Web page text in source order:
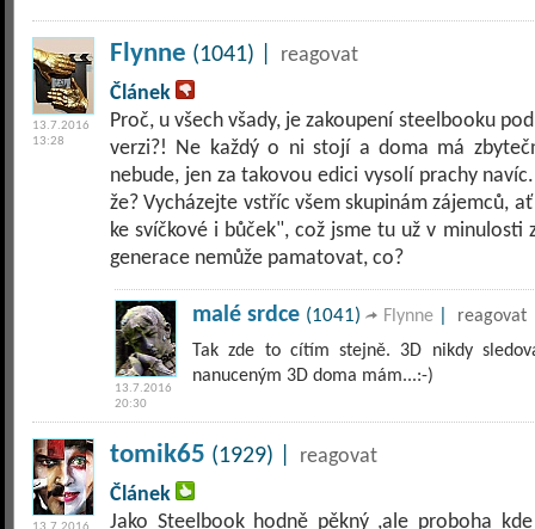
13.7.2016
13:28
Flynne (1041) |
reagovat
Článek
Proč, u všech všady, je zakoupení steelbooku
verzi?! Ne každý o ni stojí a doma má
nebude, jen za takovou edici vysolí prachy
že? Vycházejte vstříc všem skupinám zájemců,
ke svíčkové i bůček", což jsme tu už v minulosti
generace nemůže pamatovat, co?
13.7.2016
20:30
malé srdce (1041) Flynne
reagovat
Tak zde to cítím stejně. 3D nikdy
nanuceným 3D doma mám...:-)
tomik65 (1929) |
reagovat
Článek
Jako Steelbook hodně pěkný ,ale proboha